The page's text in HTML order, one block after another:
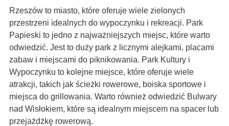
Rzeszów to miasto, które oferuje wiele zielonych
przestrzeni idealnych do wypoczynku i rekreacji. Park
Papieski to jedno z najważniejszych miejsc, które warto
odwiedzić. Jest to duży park z licznymi alejkami, placami
zabaw i miejscami do piknikowania. Park Kultury i
Wypoczynku to kolejne miejsce, które oferuje wiele
atrakcji, takich jak ścieżki rowerowe, boiska sportowe i
miejsca do grillowania. Warto również odwiedzić Bulwary
nad Wisłokiem, które są idealnym miejscem na spacer lub
przejażdżkę rowerową.